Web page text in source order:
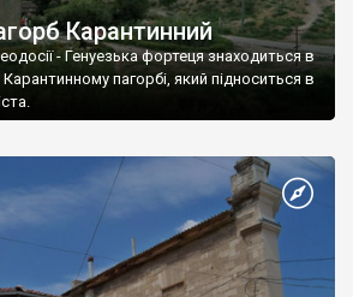
Карантинний
- Генуезька фортеця знаходиться в
пагорбі, який підноситься в